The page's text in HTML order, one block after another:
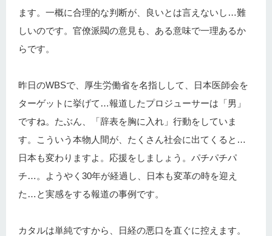
ます。一概に合理的な判断が、良いとは言えないし…難
しいのです。官僚派閥の意見も、ある意味で一理あるか
らです。
昨日のWBSで、厚生労働省を名指しして、日本医師会を
ターゲットに挙げて…報道したプロジューサーは「男」
ですね。たぶん、「辞表を胸に入れ」行動をしていま
す。こういう本物人間が、たくさん社会に出てくると…
日本も変わりますよ。応援をしましょう。パチパチパ
チ…。ようやく30年が経過し、日本も変革の時を迎え
た…と実感をする報道の事例です。
カタルは単純ですから、日経の悪口を直ぐに控えます。